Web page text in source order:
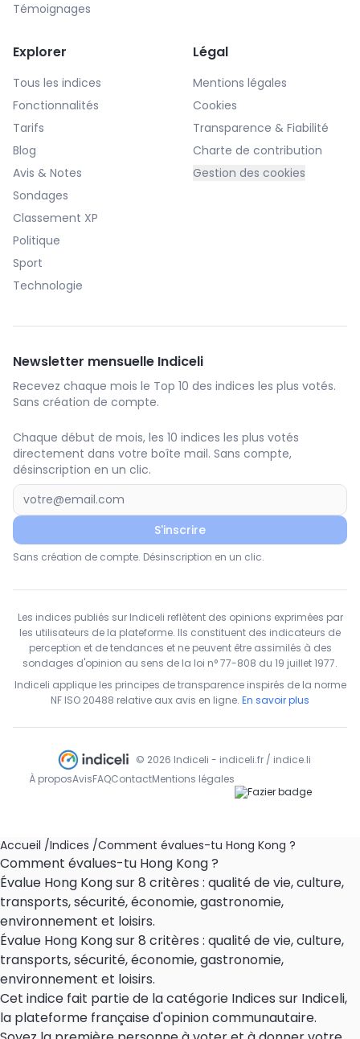
Témoignages
Explorer
Tous les indices
Fonctionnalités
Tarifs
Blog
Avis & Notes
Sondages
Classement XP
Politique
Sport
Technologie
Légal
Mentions légales
Cookies
Transparence & Fiabilité
Charte de contribution
Gestion des cookies
Newsletter mensuelle Indiceli
Recevez chaque mois le Top 10 des indices les plus votés.
Sans création de compte.
Chaque début de mois, les 10 indices les plus votés
directement dans votre boîte mail. Sans compte,
désinscription en un clic.
S'inscrire
Sans création de compte. Désinscription en un clic.
Les indices publiés sur Indiceli reflètent des opinions exprimées par
les utilisateurs de la plateforme. Ils constituent des indicateurs de
perception et de tendances et ne peuvent être assimilés à des
sondages d'opinion au sens de la loi n° 77-808 du 19 juillet 1977.
Indiceli applique les principes de transparence inspirés de la norme
NF ISO 20488 relative aux avis en ligne. En savoir plus
© 2026 Indiceli - indiceli.fr / indice.li
À proposAvisFAQContactMentions légales
Accueil /Indices /Comment évalues-tu Hong Kong ?
Comment évalues-tu Hong Kong ?
Évalue Hong Kong sur 8 critères : qualité de vie, culture,
transports, sécurité, économie, gastronomie,
environnement et loisirs.
Évalue Hong Kong sur 8 critères : qualité de vie, culture,
transports, sécurité, économie, gastronomie,
environnement et loisirs.
Cet indice fait partie de la catégorie Indices sur Indiceli,
la plateforme française d'opinion communautaire.